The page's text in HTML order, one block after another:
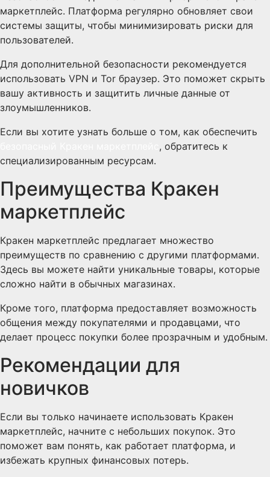
маркетплейс. Платформа регулярно обновляет свои
системы защиты, чтобы минимизировать риски для
пользователей.
Для дополнительной безопасности рекомендуется
использовать VPN и Tor браузер. Это поможет скрыть
вашу активность и защитить личные данные от
злоумышленников.
Если вы хотите узнать больше о том, как обеспечить
, обратитесь к
специализированным ресурсам.
Преимущества Кракен
маркетплейс
Кракен маркетплейс предлагает множество
преимуществ по сравнению с другими платформами.
Здесь вы можете найти уникальные товары, которые
сложно найти в обычных магазинах.
Кроме того, платформа предоставляет возможность
общения между покупателями и продавцами, что
делает процесс покупки более прозрачным и удобным.
Рекомендации для
новичков
Если вы только начинаете использовать Кракен
маркетплейс, начните с небольших покупок. Это
поможет вам понять, как работает платформа, и
избежать крупных финансовых потерь.